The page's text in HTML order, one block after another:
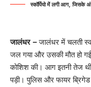
स्कॉर्पियो में लगी आग, जिसके
जालंधर –जालंधर में चलती
जल गया और उसकी मौत हो
कोशिश की। आग इतनी तेज
पड़ी। पुलिस और फायर